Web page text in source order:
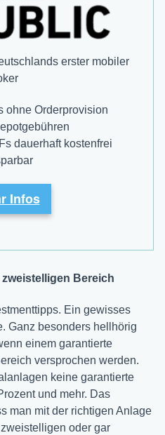
erster mobiler
ohne Orderprovision
dauerhaft kostenfrei
Infos
Bereich
Ein gewisses
Ganz besonders hellhörig
einem garantierte
versprochen werden.
keine garantierte
und mehr. Das
man mit der richtigen Anlage
oder gar